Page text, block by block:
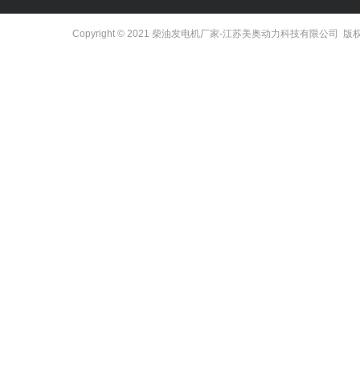
Copyright © 2021 柴油发电机厂家-江苏美奥动力科技有限公司 版